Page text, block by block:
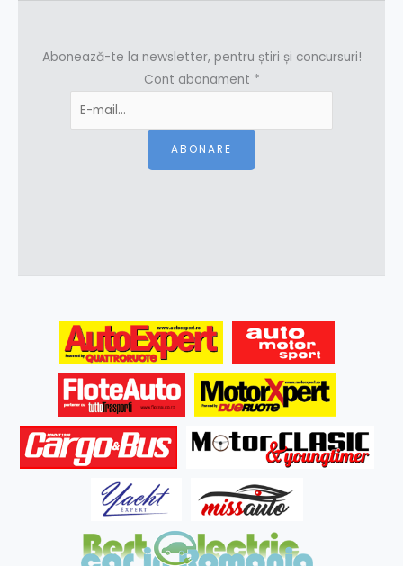
Abonează-te la newsletter, pentru știri și concursuri!
Cont abonament *
ABONARE